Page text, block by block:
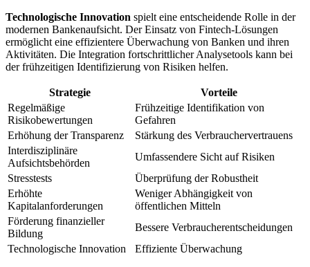
Technologische Innovation spielt⁤ eine entscheidende Rolle in der
modernen Bankenaufsicht. Der Einsatz ‌von Fintech-Lösungen
ermöglicht eine effizientere Überwachung von Banken und ihren
Aktivitäten. Die Integration⁢ fortschrittlicher ⁣Analysetools kann bei
der frühzeitigen Identifizierung von Risiken helfen.
Strategie
Vorteile
Regelmäßige
Risikobewertungen
Frühzeitige⁢ Identifikation⁢ von ​
Gefahren
Erhöhung der Transparenz
Stärkung⁣ des ​Verbrauchervertrauens
Interdisziplinäre
Aufsichtsbehörden
Umfassendere Sicht auf Risiken
Stresstests
Überprüfung der Robustheit
Erhöhte
Kapitalanforderungen
Weniger‌ Abhängigkeit von
öffentlichen Mitteln
Förderung finanzieller
Bildung
Bessere Verbraucherentscheidungen
Technologische Innovation
Effiziente Überwachung